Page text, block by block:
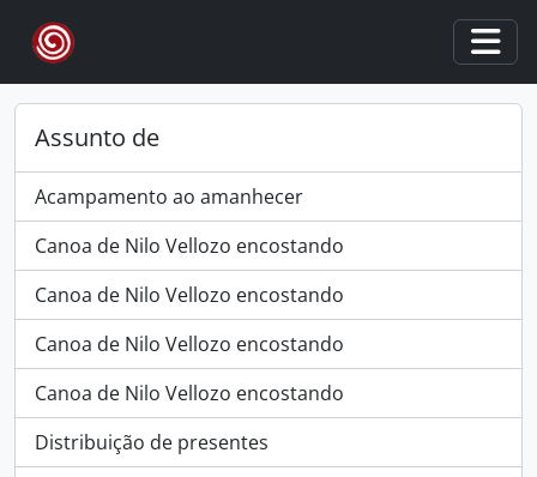
Skip to main content
Assunto de
Acampamento ao amanhecer
Canoa de Nilo Vellozo encostando
Canoa de Nilo Vellozo encostando
Canoa de Nilo Vellozo encostando
Canoa de Nilo Vellozo encostando
Distribuição de presentes